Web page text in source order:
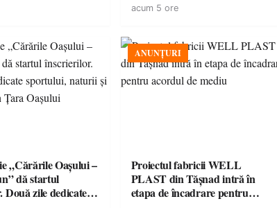
acum 5 ore
„Cărările Oașului –
dă startul
Două zile dedicate
ANUNȚURI
Proiectul fabricii WELL
PLAST din Tășnad intră în
etapa de încadrare pentru